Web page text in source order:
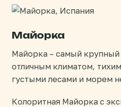
Майорка
Майорка – самый крупный
отличным климатом,
густыми лесами и морем
Колоритная Майорка с